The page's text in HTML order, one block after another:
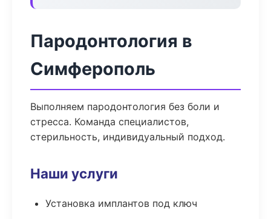
Пародонтология в
Симферополь
Выполняем пародонтология без боли и
стресса. Команда специалистов,
стерильность, индивидуальный подход.
Наши услуги
Установка имплантов под ключ